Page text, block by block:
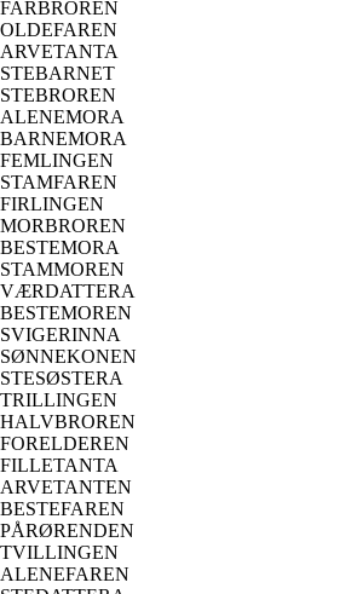
FARBROREN
OLDEFAREN
ARVETANTA
STEBARNET
STEBROREN
ALENEMORA
BARNEMORA
FEMLINGEN
STAMFAREN
FIRLINGEN
MORBROREN
BESTEMORA
STAMMOREN
VÆRDATTERA
BESTEMOREN
SVIGERINNA
SØNNEKONEN
STESØSTERA
TRILLINGEN
HALVBROREN
FORELDEREN
FILLETANTA
ARVETANTEN
BESTEFAREN
PÅRØRENDEN
TVILLINGEN
ALENEFAREN